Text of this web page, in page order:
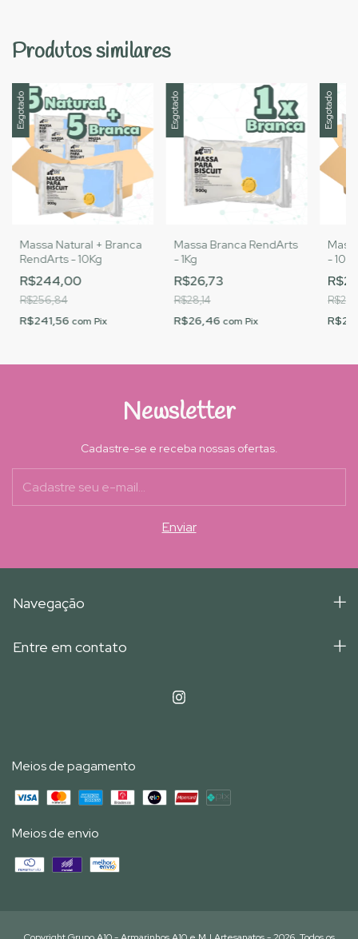
Produtos similares
Esgotado
Massa Natural + Branca
RendArts - 10Kg
R$244,00
R$256,84
R$241,56 com Pix
Esgotado
Massa Branca RendArts
- 1Kg
R$26,73
R$28,14
R$26,46 com Pix
Esgotado
- 10Kg
Newsletter
Cadastre-se e receba nossas ofertas.
Navegação
Entre em contato
Meios de pagamento
Meios de envio